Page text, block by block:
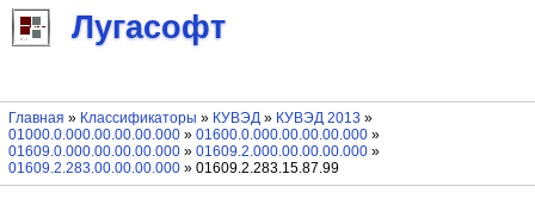
Лугасофт
Главная » Классификаторы » КУВЭД» КУВЭД 2013 »
01000.0.000.00.00.00.000» 01600.0.000.00.00.00.000»
01609.0.000.00.00.00.000» 01609.2.000.00.00.00.000»
01609.2.283.00.00.00.000» 01609.2.283.15.87.99